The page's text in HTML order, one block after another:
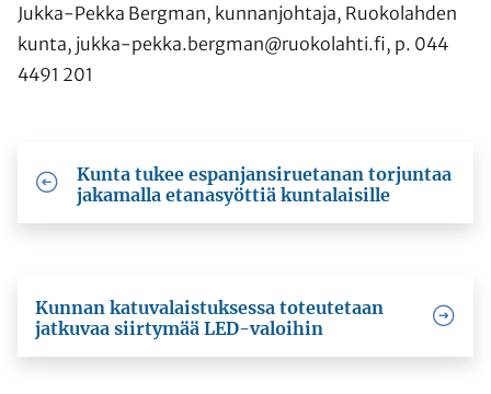
Jukka-Pekka Bergman, kunnanjohtaja, Ruokolahden
kunta, jukka-pekka.bergman@ruokolahti.fi, p. 044
4491 201
Kunta tukee espanjansiruetanan torjuntaa
jakamalla etanasyöttiä kuntalaisille
Kunnan katuvalaistuksessa toteutetaan
jatkuvaa siirtymää LED-valoihin